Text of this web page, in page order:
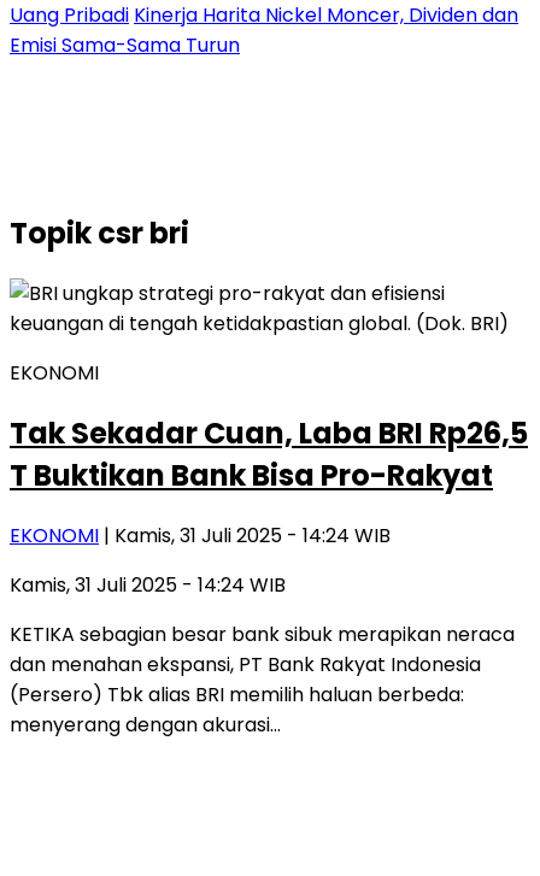
Uang Pribadi Kinerja Harita Nickel Moncer, Dividen dan
Emisi Sama-Sama Turun
Topikcsr bri
EKONOMI
Tak Sekadar Cuan, Laba BRI Rp26,5
T Buktikan Bank Bisa Pro-Rakyat
EKONOMI | Kamis, 31 Juli 2025 - 14:24 WIB
Kamis, 31 Juli 2025 - 14:24 WIB
KETIKA sebagian besar bank sibuk merapikan neraca
dan menahan ekspansi, PT Bank Rakyat Indonesia
(Persero) Tbk alias BRI memilih haluan berbeda:
menyerang dengan akurasi…